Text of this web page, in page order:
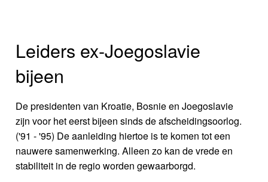
Leiders ex-Joegoslavie
bijeen
De presidenten van Kroatie, Bosnie en Joegoslavie
zijn voor het eerst bijeen sinds de afscheidingsoorlog.
('91 - '95) De aanleiding hiertoe is te komen tot een
nauwere samenwerking. Alleen zo kan de vrede en
stabiliteit in de regio worden gewaarborgd.